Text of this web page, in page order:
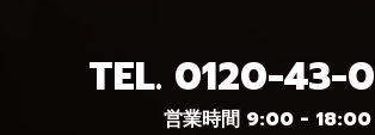
TEL. 0120-43-
営業時間 9:00 - 18:00